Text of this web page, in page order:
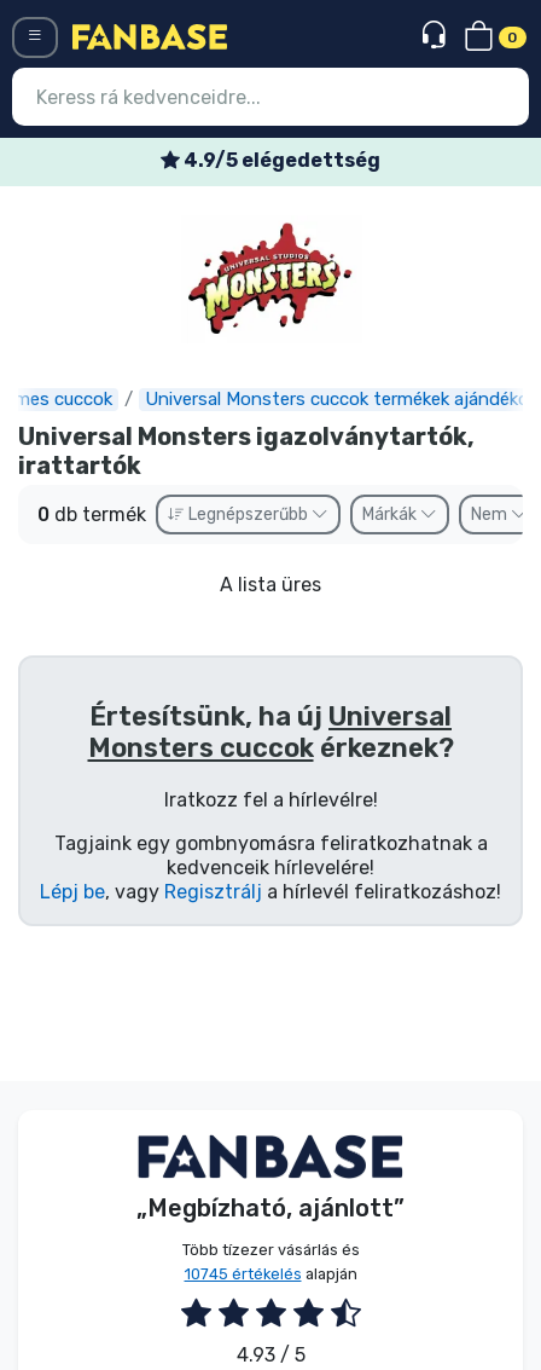
0
4.9/5 elégedettség
cuccok Universal Monsters cuccok termékek ajándékok
Universal Monsters igazolványtartók,
irattartók
0 db termék Legnépszerűbb Márkák Nem
A lista üres
Értesítsünk, ha új Universal
Monsters cuccokérkeznek?
Iratkozz fel a hírlevélre!
Tagjaink egy gombnyomásra feliratkozhatnak a
kedvenceik hírlevelére!
Lépj be, vagy Regisztrálj a hírlevél feliratkozáshoz!
„Megbízható, ajánlott”
Több tízezer vásárlás és
10745 értékelés alapján
4.93 / 5
Legújabb cuccok
Akciós ajánlatok
Express szállítás
Előrendelhető cuccok
Outlet cuccok
Szállítás és fizetés
Filmes cuccok
Mesés cuccok
Animés cuccok
Terméktípusok